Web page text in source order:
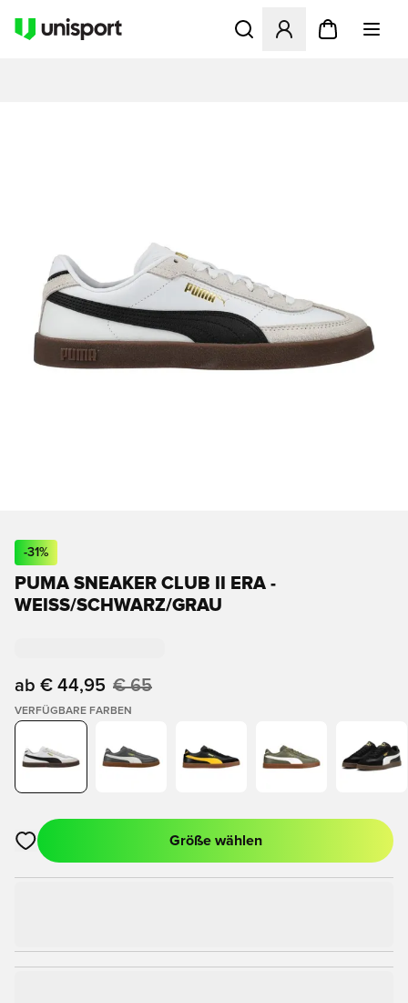
Öffnet ein Fenster zum
-31%
PUMA SNEAKER CLUB II ERA -
WEISS/SCHWARZ/GRAU
ab € 44,95 € 65
VERFÜGBARE FARBEN
Öffnet ein Fenster zum Anmelden oder Registrieren als
Größe wählen